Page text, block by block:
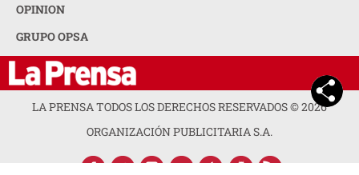
OPINION
GRUPO OPSA
LA PRENSA TODOS LOS DERECHOS RESERVADOS ©2026
ORGANIZACIÓN PUBLICITARIA S.A.